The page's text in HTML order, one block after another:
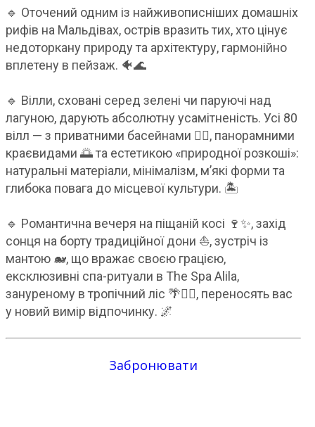
🔹 Оточений одним із найживописніших домашніх
рифів на Мальдівах, острів вразить тих, хто цінує
недоторкану природу та архітектуру, гармонійно
вплетену в пейзаж. 🐠🌊
🔹 Вілли, сховані серед зелені чи паруючі над
лагуною, дарують абсолютну усамітненість. Усі 80
вілл — з приватними басейнами 🏊‍♀️, панорамними
краєвидами 🌅 та естетикою «природної розкоші»:
натуральні матеріали, мінімалізм, м’які форми та
глибока повага до місцевої культури. 🏝️
🔹 Романтична вечеря на піщаній косі 🍷✨, захід
сонця на борту традиційної дони ⛵️, зустріч із
мантою 🐋, що вражає своєю грацією,
ексклюзивні спа-ритуали в The Spa Alila,
зануреному в тропічний ліс 🌴💆‍♀️, переносять вас
у новий вимір відпочинку. 🌌
Забронювати